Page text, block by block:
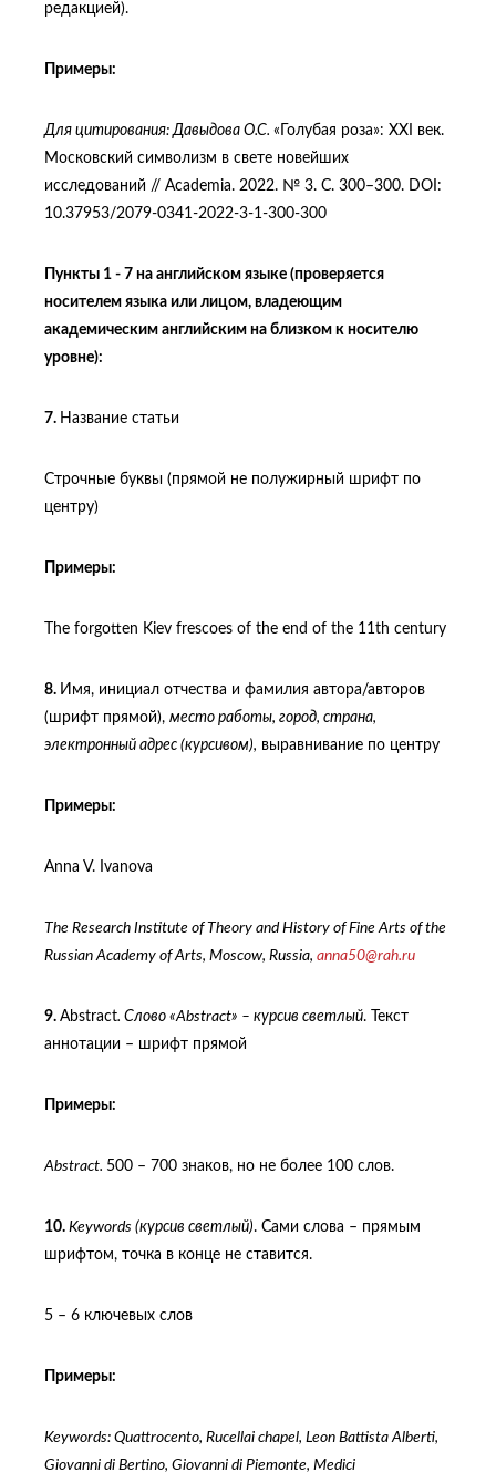
редакцией).
Примеры:
Для цитирования: Давыдова О.С. «Голубая роза»: XХI век.
Московский символизм в свете новейших
исследований // Academia. 2022. № 3. C. 300–300. DOI:
10.37953/2079-0341-2022-3-1-300-300
Пункты 1 - 7 на английском языке (проверяется
носителем языка или лицом, владеющим
академическим английским на близком к носителю
уровне):
7. Название статьи
Строчные буквы (прямой не полужирный шрифт по
центру)
Примеры:
The forgotten Kiev frescoes of the end of the 11th century
8. Имя, инициал отчества и фамилия автора/авторов
(шрифт прямой), место работы, город, страна,
электронный адрес (курсивом), выравнивание по центру
Примеры:
Anna V. Ivanova
The Research Institute of Theory and History of Fine Arts of the
Russian Academy of Arts, Moscow, Russia, anna50@rah.ru
9. Abstract. Слово «Abstract» – курсив светлый. Текст
аннотации – шрифт прямой
Примеры:
Abstract. 500 – 700 знаков, но не более 100 слов.
10. Keywords (курсив светлый). Сами слова – прямым
шрифтом, точка в конце не ставится.
5 – 6 ключевых слов
Примеры:
Keywords: Quattrocento, Rucellai chapel, Leon Battista Alberti,
Giovanni di Bertino, Giovanni di Piemonte, Medici